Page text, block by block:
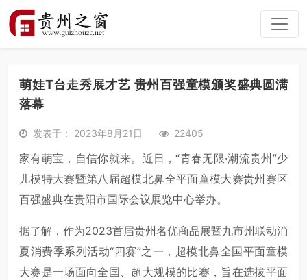
萌娃T台走秀展才艺 贵州百强童模颁奖盛典圆满
落幕
发表于： 2023年8月21日 22405
家有萌宝，自信你就来。近日，“青春无限·潮流贵州”少
儿模特大赛暨第八届超模北鼻全平面童模大赛贵州赛区
百强盛典在贵阳市国际会议展览中心举办。
据了解，作为2023首届贵州名优商品展暨九市州联动消
夏消费季系列活动“四赛”之一，超模北鼻全国平面童模
大赛是一场面向全国、超大规模的比赛，旨在选拔平面